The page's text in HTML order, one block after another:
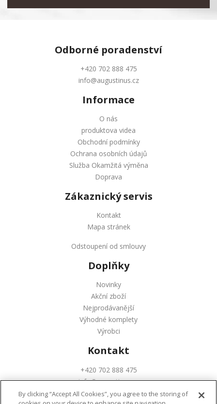
Odborné poradenství
+420 702 888 475
info@augustinus.cz
Informace
O nás
produktova videa
Obchodní podmínky
Ochrana osobních údajů
Služba Okamžitá výměna
Doprava
Zákaznický servis
Kontakt
Mapa stránek
Odstoupení od smlouvy
Doplňky
Novinky
Akční zboží
Nejprodávanější
Výhodné komplety
Výrobci
Kontakt
+420 702 888 475
info@augustinus.cz
By clicking “Accept All Cookies”, you agree to the storing of